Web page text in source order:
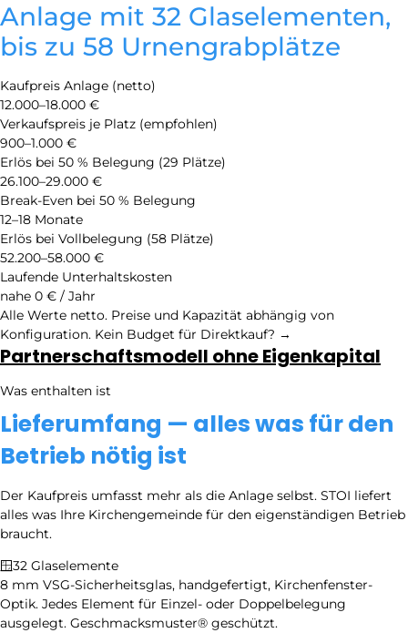
Anlage mit 32 Glaselementen,
bis zu 58 Urnengrabplätze
Kaufpreis Anlage (netto)
12.000–18.000 €
Verkaufspreis je Platz (empfohlen)
900–1.000 €
Erlös bei 50 % Belegung (29 Plätze)
26.100–29.000 €
Break-Even bei 50 % Belegung
12–18 Monate
Erlös bei Vollbelegung (58 Plätze)
52.200–58.000 €
Laufende Unterhaltskosten
nahe 0 € / Jahr
Alle Werte netto. Preise und Kapazität abhängig von
Konfiguration. Kein Budget für Direktkauf? →
Partnerschaftsmodell ohne Eigenkapital
Was enthalten ist
Lieferumfang — alles was für den
Betrieb nötig ist
Der Kaufpreis umfasst mehr als die Anlage selbst. STOI liefert
alles was Ihre Kirchengemeinde für den eigenständigen Betrieb
braucht.
🪟32 Glaselemente
8 mm VSG-Sicherheitsglas, handgefertigt, Kirchenfenster-
Optik. Jedes Element für Einzel- oder Doppelbelegung
ausgelegt. Geschmacksmuster® geschützt.